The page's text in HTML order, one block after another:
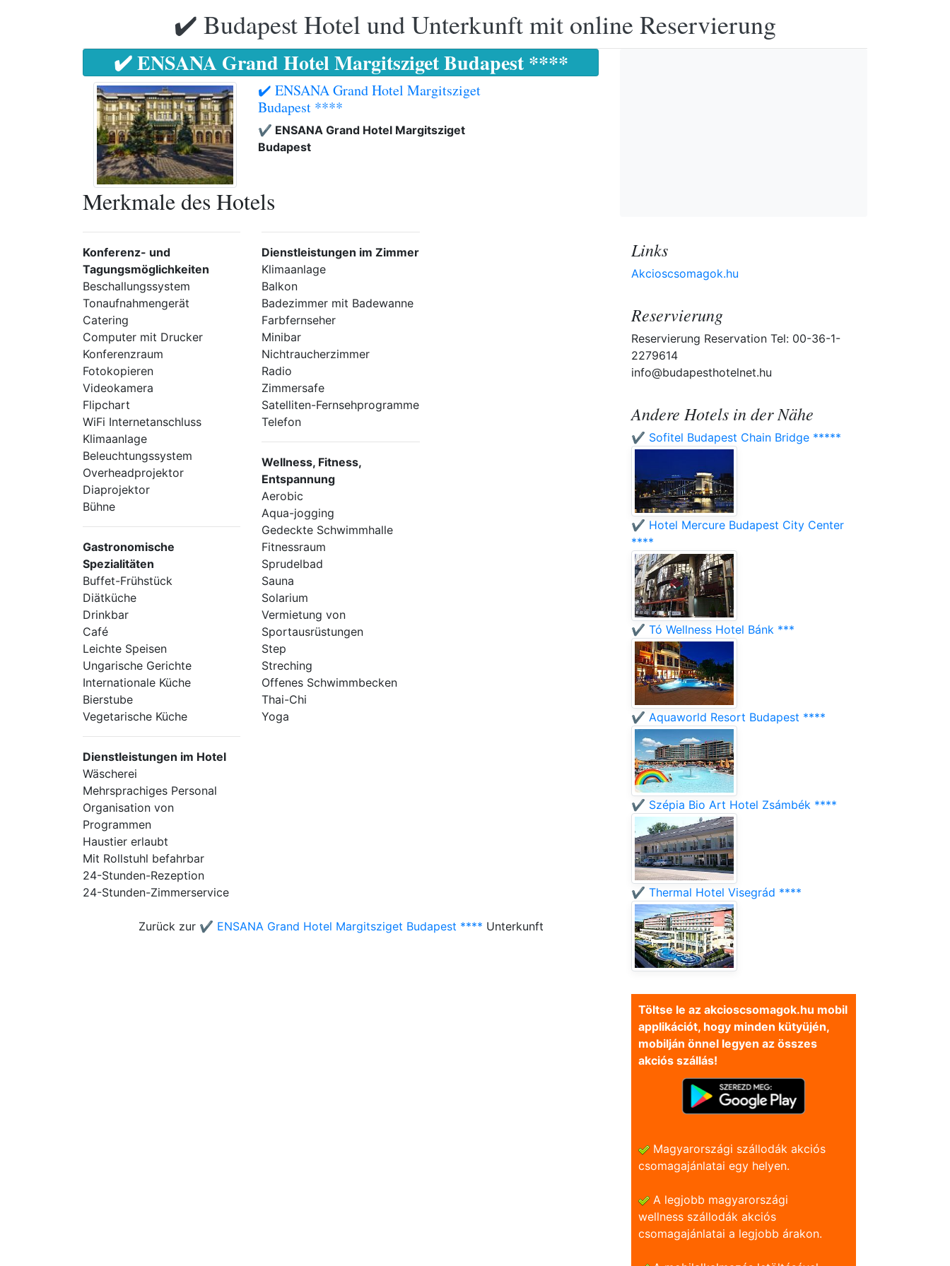
✔️ Budapest Hotel und Unterkunft mit online Reservierung
✔️ ENSANA Grand Hotel Margitsziget Budapest ****
✔️ ENSANA Grand Hotel Margitsziget
Budapest ****
✔️ ENSANA Grand Hotel Margitsziget
Budapest
Merkmale des Hotels
Konferenz- und
Tagungsmöglichkeiten
Beschallungssystem
Tonaufnahmengerät
Catering
Computer mit Drucker
Konferenzraum
Fotokopieren
Videokamera
Flipchart
WiFi Internetanschluss
Klimaanlage
Beleuchtungssystem
Overheadprojektor
Diaprojektor
Bühne
Gastronomische
Spezialitäten
Buffet-Frühstück
Diätküche
Drinkbar
Café
Leichte Speisen
Ungarische Gerichte
Internationale Küche
Bierstube
Vegetarische Küche
Dienstleistungen im Hotel
Wäscherei
Mehrsprachiges Personal
Organisation von
Programmen
Haustier erlaubt
Mit Rollstuhl befahrbar
24-Stunden-Rezeption
24-Stunden-Zimmerservice
Dienstleistungen im Zimmer
Klimaanlage
Balkon
Badezimmer mit Badewanne
Farbfernseher
Minibar
Nichtraucherzimmer
Radio
Zimmersafe
Satelliten-Fernsehprogramme
Telefon
Wellness, Fitness,
Entspannung
Aerobic
Aqua-jogging
Gedeckte Schwimmhalle
Fitnessraum
Sprudelbad
Sauna
Solarium
Vermietung von
Sportausrüstungen
Step
Streching
Offenes Schwimmbecken
Thai-Chi
Yoga
Zurück zur ✔️ ENSANA Grand Hotel Margitsziget Budapest **** Unterkunft
Links
Akcioscsomagok.hu
Reservierung
Reservierung Reservation Tel: 00-36-1-
2279614
info@budapesthotelnet.hu
Andere Hotels in der Nähe
✔️ Sofitel Budapest Chain Bridge *****
✔️ Hotel Mercure Budapest City Center
****
✔️ Tó Wellness Hotel Bánk ***
✔️ Aquaworld Resort Budapest ****
✔️ Szépia Bio Art Hotel Zsámbék ****
✔️ Thermal Hotel Visegrád ****
Töltse le az akcioscsomagok.hu mobil
applikációt, hogy minden kütyüjén,
mobilján önnel legyen az összes
akciós szállás!
Magyarországi szállodák akciós
csomagajánlatai egy helyen.
A legjobb magyarországi
wellness szállodák akciós
csomagajánlatai a legjobb árakon.